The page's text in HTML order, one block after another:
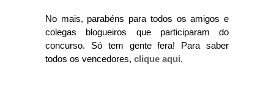
No mais, parabéns para todos os amigos e
colegas blogueiros que participaram do
concurso. Só tem gente fera! Para saber
todos os vencedores, clique aqui.